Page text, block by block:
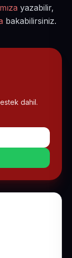
yazabilir,
bakabilirsiniz.
dahil.